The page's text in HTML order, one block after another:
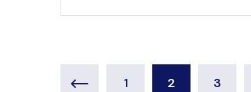
1 2 3